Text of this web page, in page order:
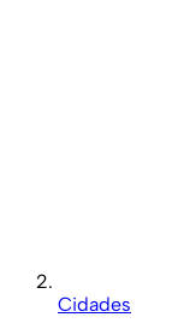
Cidades